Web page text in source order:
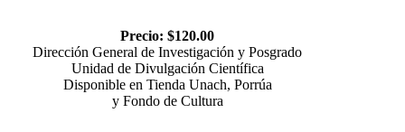
Precio: $120.00
Dirección General de Investigación y Posgrado
Unidad de Divulgación Científica
Disponible en Tienda Unach, Porrúa
y Fondo de Cultura